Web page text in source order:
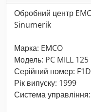
Обробний центр
Sinumerik
Марка: EMCO
Модель: PC MILL 125
Серійний номер:
Рік випуску: 1999
Система